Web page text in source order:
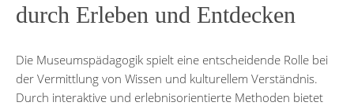
durch Erleben und Entdecken
Die Museumspädagogik spielt eine entscheidende Rolle bei
der Vermittlung von Wissen und kulturellem Verständnis.
Durch interaktive und erlebnisorientierte Methoden bietet